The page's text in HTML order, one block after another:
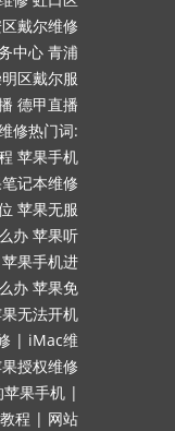
戴尔维修
中心 青浦
区戴尔服
德甲直播
修热门词:
苹果手机
记本维修
苹果无服
办 苹果听
苹果手机进
办 苹果免
无法开机
| iMac维
授权维修
果手机 |
程 | 网站